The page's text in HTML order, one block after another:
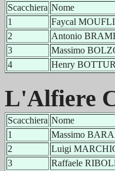
Scacchiera Nome
1
Faycal
2
Antonio
3
Massimo
4
Henry
L'Alfiere
Scacchiera Nome
1
Massimo
2
Luigi
3
Raffaele